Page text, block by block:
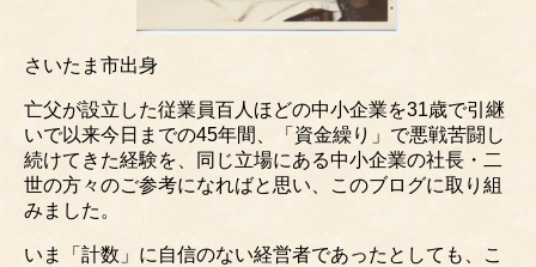
さいたま市出身
亡父が設立した従業員百人ほどの中小企業を31歳で引継
いで以来今日までの45年間、「資金繰り」で悪戦苦闘し
続けてきた経験を、同じ立場にある中小企業の社長・二
世の方々のご参考になればと思い、このブログに取り組
みました。
いま「計数」に自信のない経営者であったとしても、こ